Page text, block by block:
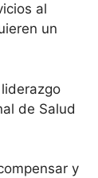
al
un
de Salud
y